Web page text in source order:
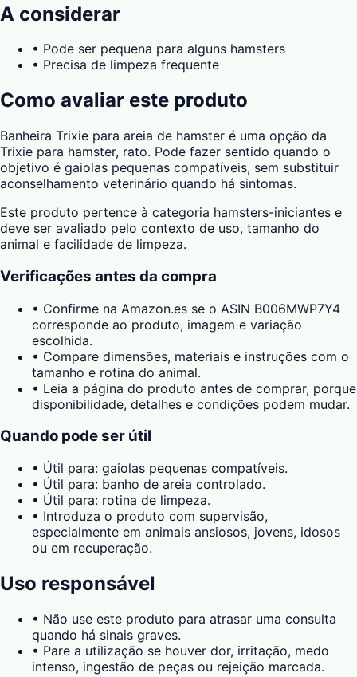
A considerar
• Pode ser pequena para alguns hamsters
• Precisa de limpeza frequente
Como avaliar este produto
Banheira Trixie para areia de hamster é uma opção da
Trixie para hamster, rato. Pode fazer sentido quando o
objetivo é gaiolas pequenas compatíveis, sem substituir
aconselhamento veterinário quando há sintomas.
Este produto pertence à categoria hamsters-iniciantes e
deve ser avaliado pelo contexto de uso, tamanho do
animal e facilidade de limpeza.
Verificações antes da compra
• Confirme na Amazon.es se o ASIN B006MWP7Y4
corresponde ao produto, imagem e variação
escolhida.
• Compare dimensões, materiais e instruções com o
tamanho e rotina do animal.
• Leia a página do produto antes de comprar, porque
disponibilidade, detalhes e condições podem mudar.
Quando pode ser útil
• Útil para: gaiolas pequenas compatíveis.
• Útil para: banho de areia controlado.
• Útil para: rotina de limpeza.
• Introduza o produto com supervisão,
especialmente em animais ansiosos, jovens, idosos
ou em recuperação.
Uso responsável
• Não use este produto para atrasar uma consulta
quando há sinais graves.
• Pare a utilização se houver dor, irritação, medo
intenso, ingestão de peças ou rejeição marcada.